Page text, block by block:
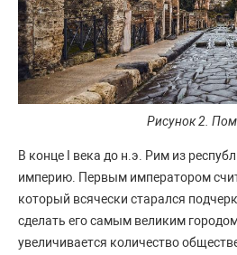
Рисунок 2.
В конце I века до н.э. Рим из
империю. Первым императором
который всячески старался
сделать его самым великим
увеличивается количество